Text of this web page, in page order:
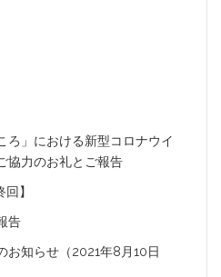
ろ」における新型コロナウイ
協力のお礼とご報告
】
告
知らせ（2021年8月10日